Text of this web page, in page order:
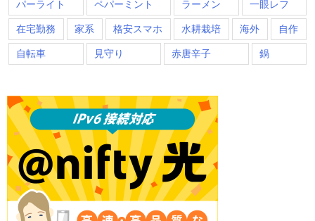
パーライト ペパーミント ラーメン 一眼レフ
在宅勤務 家系 格安スマホ 水耕栽培 海外 自作
自転車 見守り 赤唐辛子 鍋